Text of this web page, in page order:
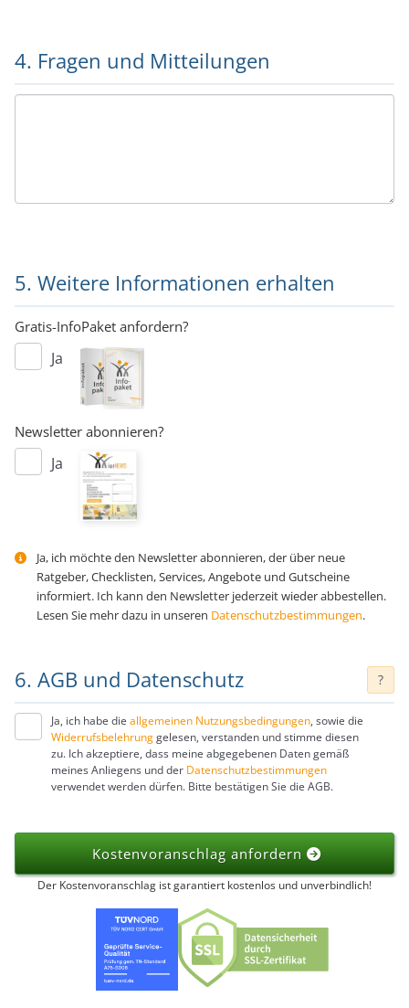
4. Fragen und Mitteilungen
5. Weitere Informationen erhalten
Gratis-InfoPaket anfordern?
Ja
Newsletter abonnieren?
Ja
Ja, ich möchte den Newsletter abonnieren, der über neue
Ratgeber, Checklisten, Services, Angebote und Gutscheine
informiert. Ich kann den Newsletter jederzeit wieder abbestellen.
Lesen Sie mehr dazu in unseren Datenschutzbestimmungen.
6. AGB und Datenschutz ?
Ja, ich habe die allgemeinen Nutzungsbedingungen, sowie die
Widerrufsbelehrunggelesen, verstanden und stimme diesen
zu. Ich akzeptiere, dass meine abgegebenen Daten gemäß
meines Anliegens und der Datenschutzbestimmungen
verwendet werden dürfen. Bitte bestätigen Sie die AGB.
Kostenvoranschlag anfordern
Der Kostenvoranschlag ist garantiert kostenlos und unverbindlich!